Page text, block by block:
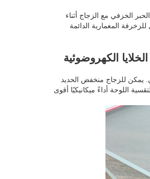
الخزفي مع الزجاج أثناء
المعمارية الدائمة
الكهروضوئية
يمكن للزجاج منخفض الحديد
اللوحة أداءً ميكانيكيًا أقوى